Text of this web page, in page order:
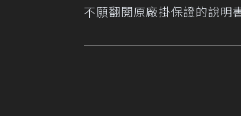
不願翻閱原廠掛保證的說明